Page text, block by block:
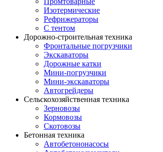
Изотермические
Рефрижераторы
С тентом
Дорожно-строительная техника
Фронтальные погрузчики
Экскаваторы
Дорожные катки
Мини-погрузчики
Мини-экскаваторы
Автогрейдеры
Сельскохозяйственная техника
Зерновозы
Кормовозы
Скотовозы
Бетонная техника
Автобетононасосы